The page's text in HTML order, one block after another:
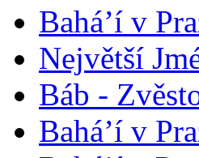
Bahá’í v
Největší
Báb -
Bahá’í v